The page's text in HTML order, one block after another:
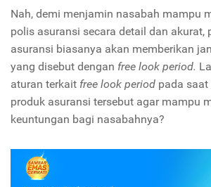
Nah, demi menjamin nasabah mampu
polis asuransi secara detail dan akurat,
asuransi biasanya akan memberikan
yang disebut dengan free look period.
aturan terkait free look period pada
produk asuransi tersebut agar mampu
keuntungan bagi nasabahnya?